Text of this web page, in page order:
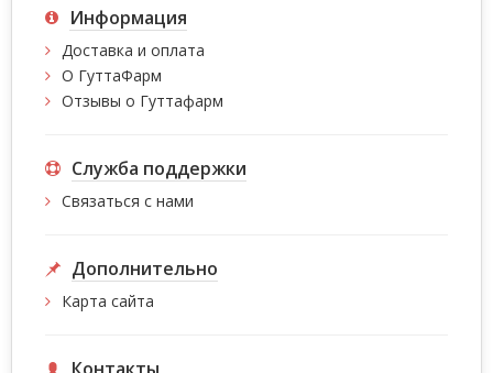
Информация
Доставка и оплата
О ГуттаФарм
Отзывы о Гуттафарм
Служба поддержки
Связаться с нами
Дополнительно
Карта сайта